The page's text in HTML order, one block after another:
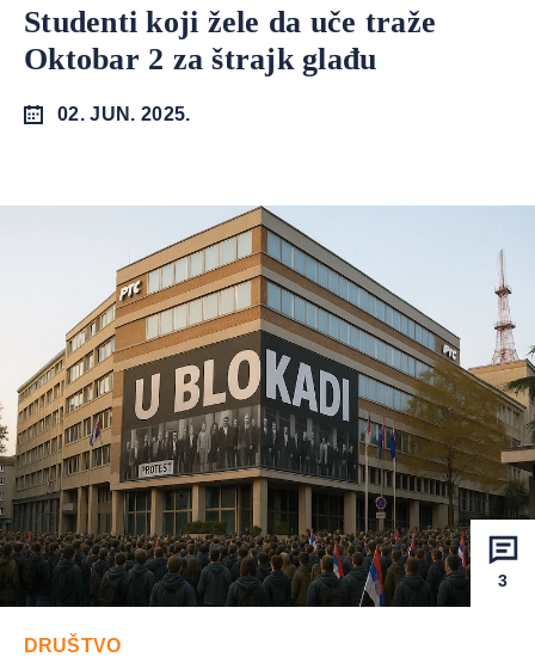
Studenti koji žele da uče traže
Oktobar 2 za štrajk glađu
02. JUN. 2025.
3
DRUŠTVO